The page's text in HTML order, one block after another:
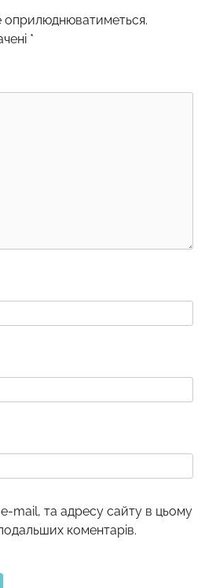
*
mail, та адресу сайту в цьому
коментарів.